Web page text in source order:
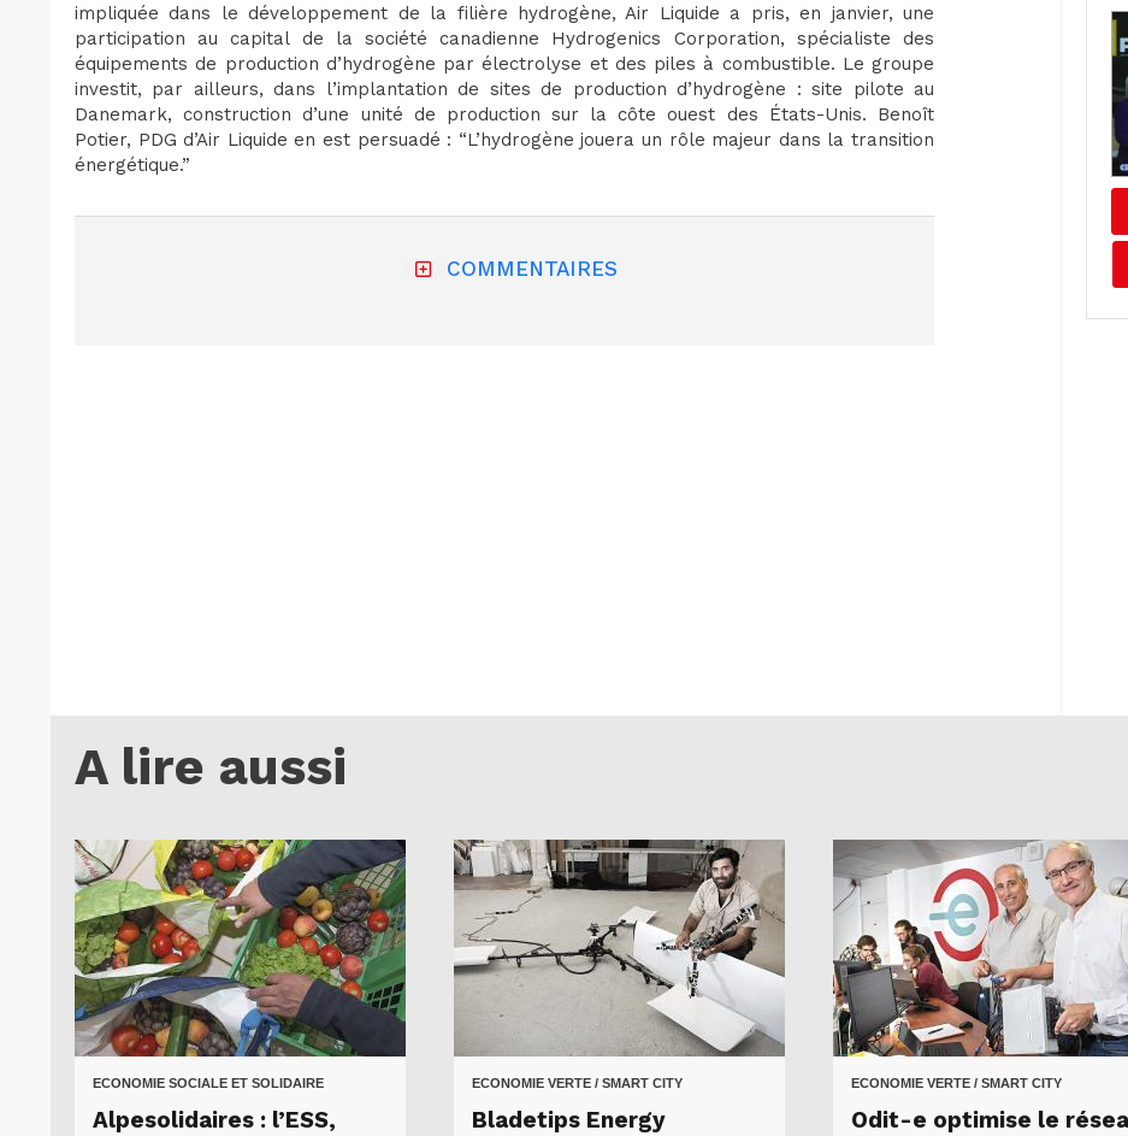
impliquée dans le développement de la filière hydrogène, Air Liquide a pris, en janvier, une
participation au capital de la société canadienne Hydrogenics Corporation, spécialiste des
équipements de production d’hydrogène par électrolyse et des piles à combustible. Le groupe
investit, par ailleurs, dans l’implantation de sites de production d’hydrogène : site pilote au
Danemark, construction d’une unité de production sur la côte ouest des États-Unis. Benoît
Potier, PDG d’Air Liquide en est persuadé : “L’hydrogène jouera un rôle majeur dans la transition
énergétique.”
COMMENTAIRES
A lire aussi
ECONOMIE SOCIALE ET SOLIDAIRE
Alpesolidaires : l’ESS,
ECONOMIE VERTE / SMART CITY
Bladetips Energy
ECONOMIE VERTE / SMART CITY
Odit-e optimise le